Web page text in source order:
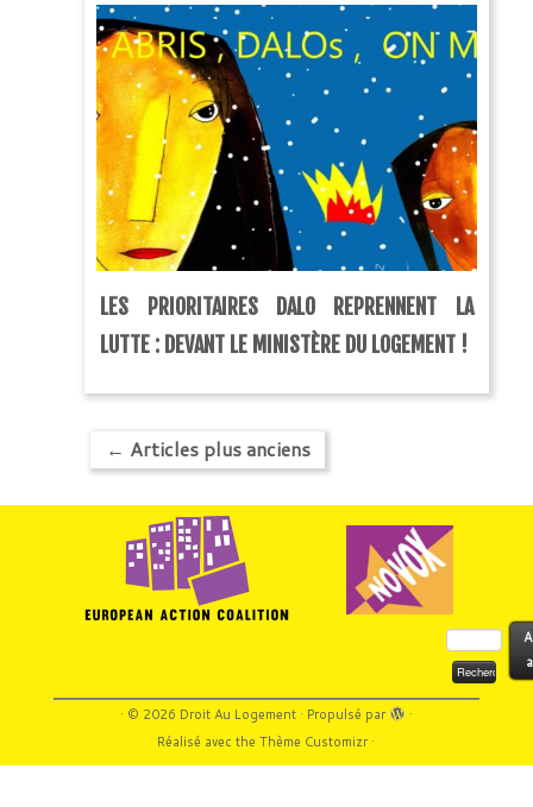
LES PRIORITAIRES DALO REPRENNENT LA
LUTTE : DEVANT LE MINISTÈRE DU LOGEMENT !
← Articles plus anciens
Rechercher :
· © 2026 Droit Au Logement· Propulsé par
·
Réalisé avec theThème Customizr·